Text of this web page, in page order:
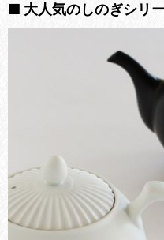
■ 大人気のしのぎシリ